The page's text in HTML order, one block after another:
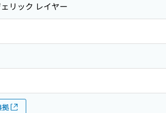
リック レイヤー
拠